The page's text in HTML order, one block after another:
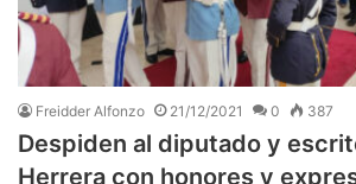
Freidder Alfonzo 21/12/2021 0 387
Despiden al diputado y
Herrera con honores y